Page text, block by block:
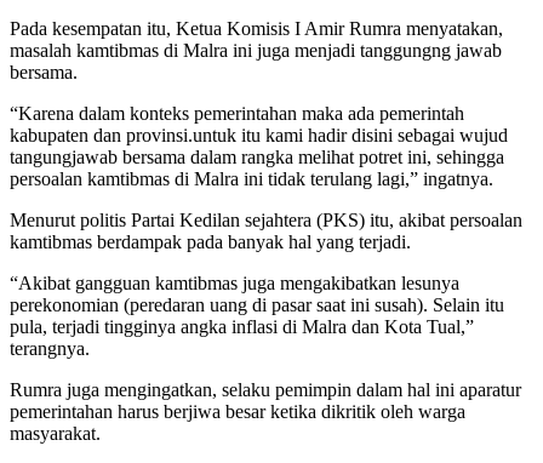
Pada kesempatan itu, Ketua Komisis I Amir Rumra menyatakan,
masalah kamtibmas di Malra ini juga menjadi tanggungng jawab
bersama.
“Karena dalam konteks pemerintahan maka ada pemerintah
kabupaten dan provinsi.untuk itu kami hadir disini sebagai wujud
tangungjawab bersama dalam rangka melihat potret ini, sehingga
persoalan kamtibmas di Malra ini tidak terulang lagi,” ingatnya.
Menurut politis Partai Kedilan sejahtera (PKS) itu, akibat persoalan
kamtibmas berdampak pada banyak hal yang terjadi.
“Akibat gangguan kamtibmas juga mengakibatkan lesunya
perekonomian (peredaran uang di pasar saat ini susah). Selain itu
pula, terjadi tingginya angka inflasi di Malra dan Kota Tual,”
terangnya.
Rumra juga mengingatkan, selaku pemimpin dalam hal ini aparatur
pemerintahan harus berjiwa besar ketika dikritik oleh warga
masyarakat.